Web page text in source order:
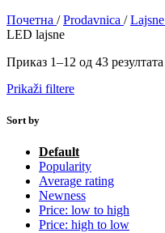
Почетна / Prodavnica / Lajsne
LED lajsne
Приказ 1–12 од 43 резултата
Prikaži filtere
Sort by
Default
Popularity
Average rating
Newness
Price: low to high
Price: high to low